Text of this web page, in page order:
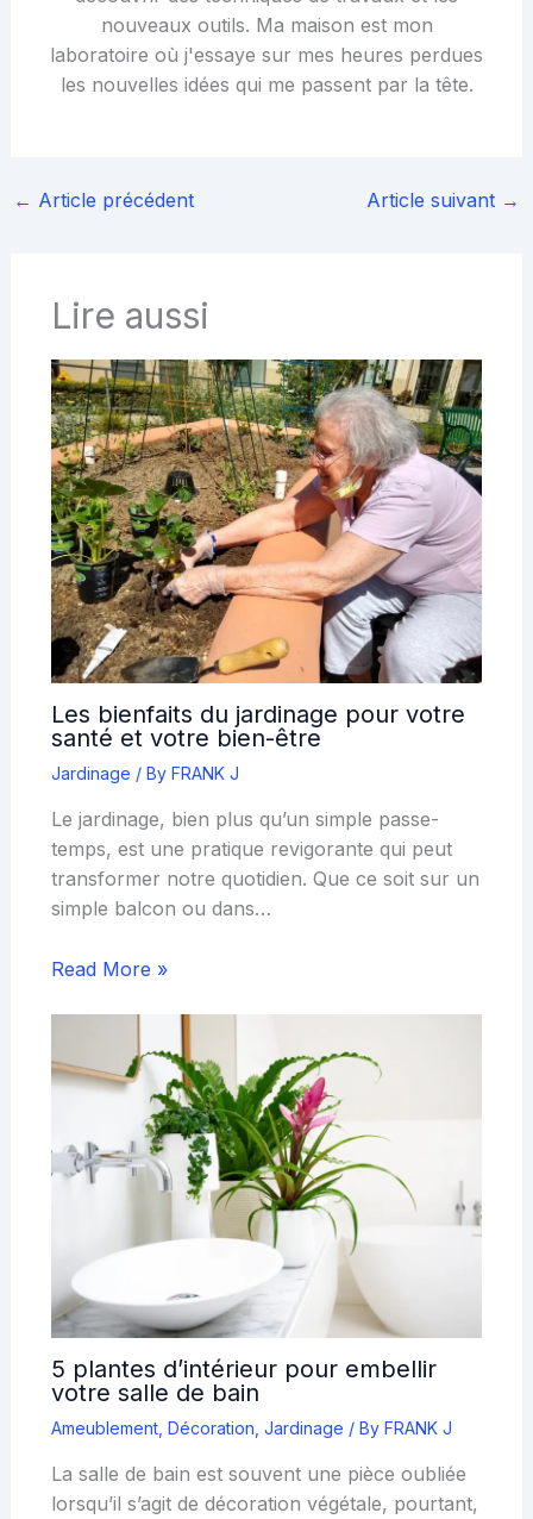
nouveaux outils. Ma maison est mon
laboratoire où j'essaye sur mes heures perdues
les nouvelles idées qui me passent par la tête.
← Article précédent Article suivant →
Lire aussi
Les bienfaits du jardinage pour votre
santé et votre bien-être
Jardinage / By FRANK J
Le jardinage, bien plus qu’un simple passe-
temps, est une pratique revigorante qui peut
transformer notre quotidien. Que ce soit sur un
simple balcon ou dans…
Read More »
5 plantes d’intérieur pour embellir
votre salle de bain
Ameublement, Décoration Jardinage / By FRANK J
La salle de bain est souvent une pièce oubliée
lorsqu’il s’agit de décoration végétale, pourtant,